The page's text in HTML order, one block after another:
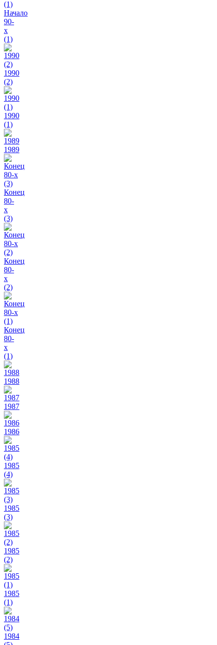
Начало
90-
х
(1)
1990
(2)
1990
(1)
1989
Конец
80-
х
(3)
Конец
80-
х
(2)
Конец
80-
х
(1)
1988
1987
1986
1985
(4)
1985
(3)
1985
(2)
1985
(1)
1984